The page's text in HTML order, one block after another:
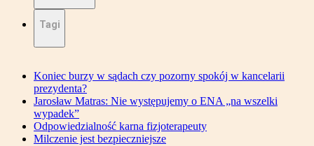
Tagi
Koniec burzy w sądach czy pozorny spokój w kancelarii
prezydenta?
Jarosław Matras: Nie występujemy o ENA „na wszelki
wypadek”
Odpowiedzialność karna fizjoterapeuty
Milczenie jest bezpieczniejsze